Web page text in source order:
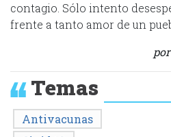
contagio. Sólo intento
frente a tanto amor de un
Temas
Antivacunas